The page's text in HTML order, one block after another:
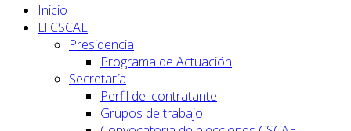
Inicio
El CSCAE
Presidencia
Programa de Actuación
Secretaría
Perfil del contratante
Grupos de trabajo